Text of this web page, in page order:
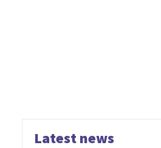
Latest news